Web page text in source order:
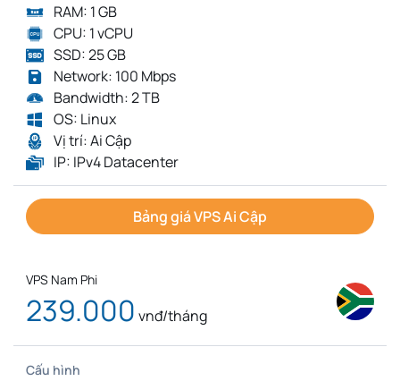
RAM: 1 GB
CPU: 1 vCPU
SSD: 25 GB
Network: 100 Mbps
Bandwidth: 2 TB
OS: Linux
Vị trí: Ai Cập
IP: IPv4 Datacenter
Bảng giá VPS Ai Cập
VPS Nam Phi
239.000 vnđ/tháng
Cấu hình